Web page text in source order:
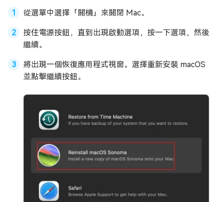
從選單中選擇「關機」來關閉 Mac。
按住電源按鈕，直到出現啟動選項，按一下選項，然後
繼續。
將出現一個恢復應用程式視窗。選擇重新安裝 macOS
並點擊繼續按鈕。